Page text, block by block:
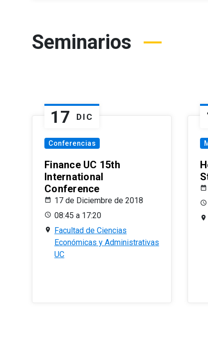
Seminarios
17 DIC
Conferencias
Finance UC 15th
International
Conference
17 de Diciembre de 2018
08:45 a 17:20
Facultad de Ciencias
Económicas y Administrativas
UC